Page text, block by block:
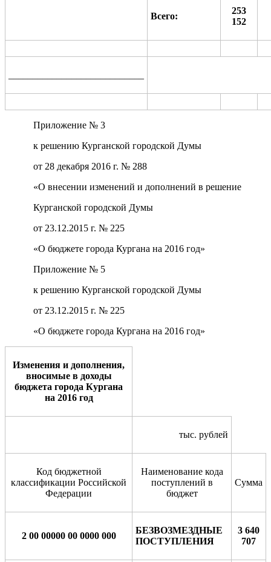
Всего:
253
152
Приложение № 3
к решению Курганской городской Думы
от 28 декабря 2016 г. № 288
«О внесении изменений и дополнений в решение
Курганской городской Думы
от 23.12.2015 г. № 225
«О бюджете города Кургана на 2016 год»
Приложение № 5
к решению Курганской городской Думы
от 23.12.2015 г. № 225
«О бюджете города Кургана на 2016 год»
Изменения и дополнения,
вносимые в доходы
бюджета города Кургана
на 2016 год
тыс. рублей
Код бюджетной
классификации Российской
Федерации
Наименование кода
поступлений в
бюджет
Сумма
2 00 00000 00 0000 000
БЕЗВОЗМЕЗДНЫЕ
ПОСТУПЛЕНИЯ
3 640
707